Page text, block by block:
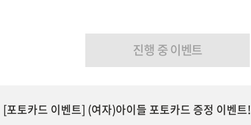
진행 중 이벤트
[포토카드 이벤트] (여자)아이들 포토카드 증정 이벤트!